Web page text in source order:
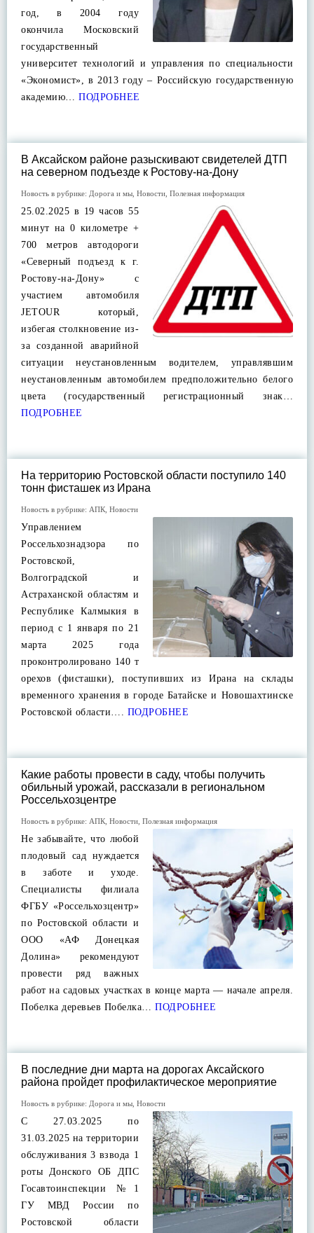
год, в 2004 году
окончила Московский
государственный
университет технологий и управления по специальности
«Экономист», в 2013 году – Российскую государственную
академию… ПОДРОБНЕЕ
В Аксайском районе разыскивают свидетелей ДТП
на северном подъезде к Ростову-на-Дону
Новость в рубрике: Дорога и мы Новости Полезная информация
25.02.2025 в 19 часов 55
минут на 0 километре +
700 метров автодороги
«Северный подъезд к г.
Ростову-на-Дону» с
участием автомобиля
JETОUR который,
избегая столкновение из-
за созданной аварийной
ситуации неустановленным водителем, управлявшим
неустановленным автомобилем предположительно белого
цвета (государственный регистрационный знак…
ПОДРОБНЕЕ
На территорию Ростовской области поступило 140
тонн фисташек из Ирана
Новость в рубрике: АПК Новости
Управлением
Россельхознадзора по
Ростовской,
Волгоградской и
Астраханской областям и
Республике Калмыкия в
период с 1 января по 21
марта 2025 года
проконтролировано 140 т
орехов (фисташки), поступивших из Ирана на склады
временного хранения в городе Батайске и Новошахтинске
Ростовской области…. ПОДРОБНЕЕ
Какие работы провести в саду, чтобы получить
обильный урожай, рассказали в региональном
Россельхозцентре
Новость в рубрике: АПК Новости Полезная информация
Не забывайте, что любой
плодовый сад нуждается
в заботе и уходе.
Специалисты филиала
ФГБУ «Россельхозцентр»
по Ростовской области и
ООО «АФ Донецкая
Долина» рекомендуют
провести ряд важных
работ на садовых участках в конце марта — начале апреля.
Побелка деревьев Побелка… ПОДРОБНЕЕ
В последние дни марта на дорогах Аксайского
района пройдет профилактическое мероприятие
Новость в рубрике: Дорога и мы Новости
С 27.03.2025 по
31.03.2025 на территории
обслуживания 3 взвода 1
роты Донского ОБ ДПС
Госавтоинспекции №1
ГУ МВД России по
Ростовской области